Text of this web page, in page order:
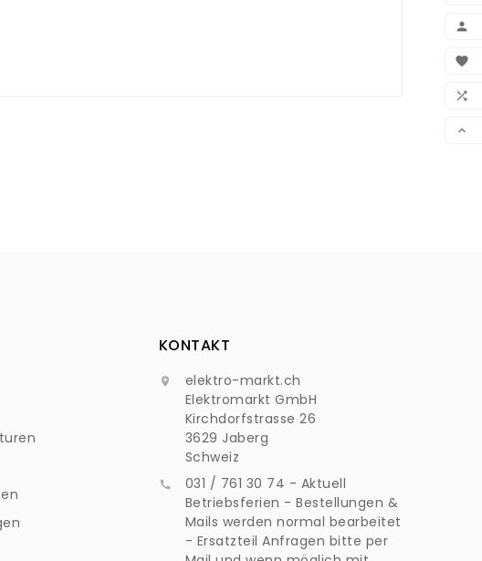




KONTAKT

elektro-markt.ch
Elektromarkt GmbH
Kirchdorfstrasse 26
3629 Jaberg
Schweiz

031 / 761 30 74 - Aktuell
Betriebsferien - Bestellungen &
Mails werden normal bearbeitet
- Ersatzteil Anfragen bitte per